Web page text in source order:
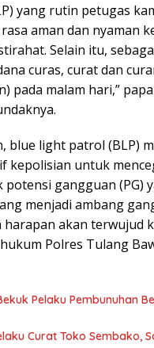
yang rutin petugas
aman dan nyaman
Selain itu,
curas, curat dan
pada malam hari,”
blue light patrol (BLP)
kepolisian untuk
gangguan (PG)
menjadi ambang
harapan akan terwujud
Polres Tulang
Pelaku Pembunuhan
Curat Toko Sembako,